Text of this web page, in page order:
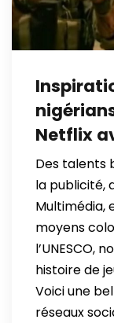
Netflix
Des talents
la publicité,
Multimédia,
moyens
l’UNESCO,
histoire de
Voici une
réseaux